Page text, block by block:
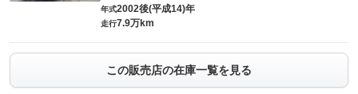
年式2002後(平成14)年
走行7.9万km
この販売店の在庫一覧を見る